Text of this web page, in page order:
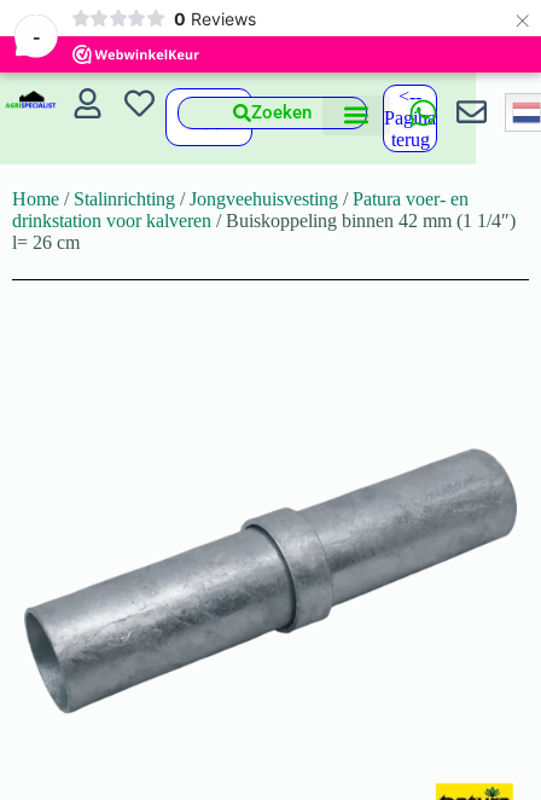
-
0 Reviews ×
Zoeken
<--
Pagina
terug
Home / Stalinrichting /Jongveehuisvesting /Patura voer- en
drinkstation voor kalveren / Buiskoppeling binnen 42 mm (1 1/4″)
l= 26 cm